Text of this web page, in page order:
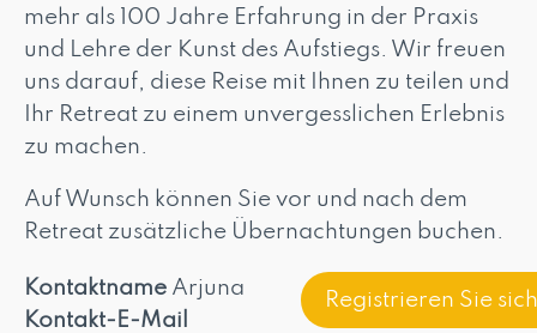
mehr als 100 Jahre Erfahrung in der Praxis
und Lehre der Kunst des Aufstiegs. Wir freuen
uns darauf, diese Reise mit Ihnen zu teilen und
Ihr Retreat zu einem unvergesslichen Erlebnis
zu machen.
Auf Wunsch können Sie vor und nach dem
Retreat zusätzliche Übernachtungen buchen.
Kontaktname Arjuna
Kontakt-E-Mail
Registrieren Sie